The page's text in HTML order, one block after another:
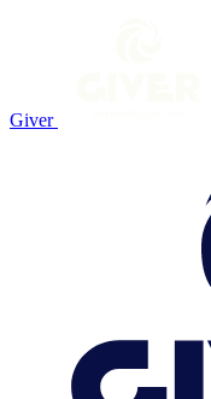
Giver